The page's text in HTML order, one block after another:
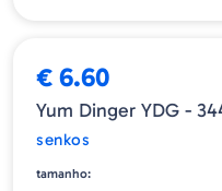
€ 6.60
Yum
senkos
tamanho: